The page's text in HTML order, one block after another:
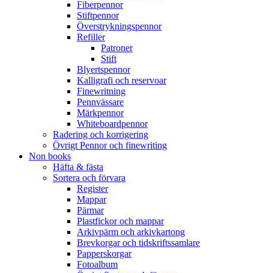
Fiberpennor
Stiftpennor
Överstrykningspennor
Refiller
Patroner
Stift
Blyertspennor
Kalligrafi och reservoar
Finewritning
Pennvässare
Märkpennor
Whiteboardpennor
Radering och korrigering
Övrigt Pennor och finewriting
Non books
Häfta & fästa
Sortera och förvara
Register
Mappar
Pärmar
Plastfickor och mappar
Arkivpärm och arkivkartong
Brevkorgar och tidskriftssamlare
Papperskorgar
Fotoalbum